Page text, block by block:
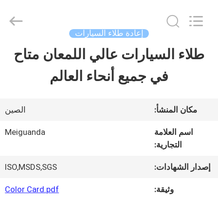
منزل
أشرطة
Chemical
إعادة طلاء السيارات
طلاء السيارات عالي اللمعان متاح
في جميع أنحاء العالم
مكان المنشأ: الصين
اسم العلامة
التجارية:
Meiguanda
إصدار الشهادات: ISO,MSDS,SGS
وثيقة: Color Card.pdf